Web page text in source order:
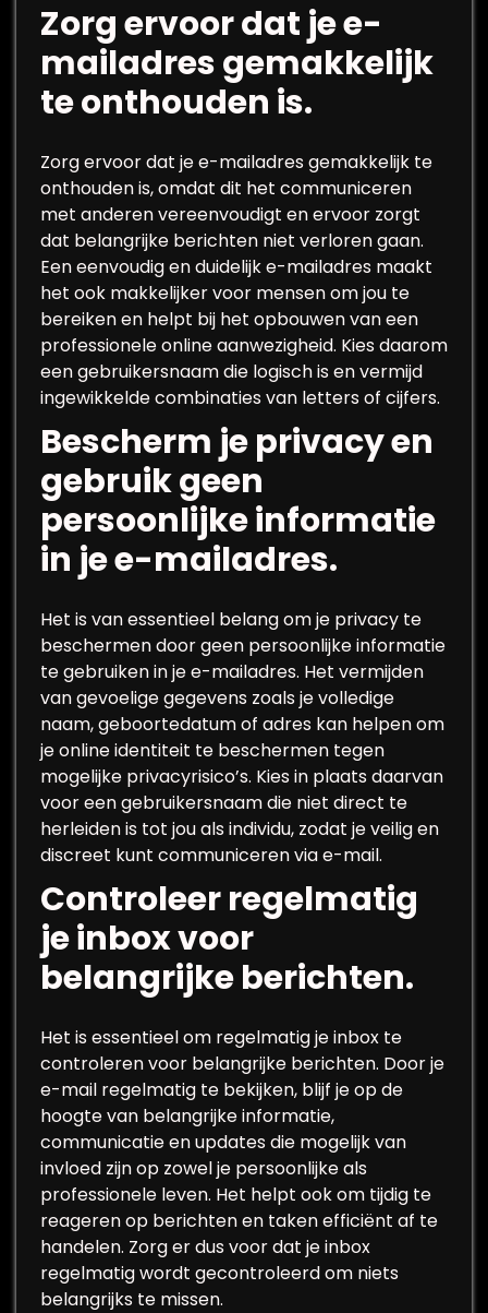
Zorg ervoor dat je e-
mailadres gemakkelijk
te onthouden is.
Zorg ervoor dat je e-mailadres gemakkelijk te
onthouden is, omdat dit het communiceren
met anderen vereenvoudigt en ervoor zorgt
dat belangrijke berichten niet verloren gaan.
Een eenvoudig en duidelijk e-mailadres maakt
het ook makkelijker voor mensen om jou te
bereiken en helpt bij het opbouwen van een
professionele online aanwezigheid. Kies daarom
een gebruikersnaam die logisch is en vermijd
ingewikkelde combinaties van letters of cijfers.
Bescherm je privacy en
gebruik geen
persoonlijke informatie
in je e-mailadres.
Het is van essentieel belang om je privacy te
beschermen door geen persoonlijke informatie
te gebruiken in je e-mailadres. Het vermijden
van gevoelige gegevens zoals je volledige
naam, geboortedatum of adres kan helpen om
je online identiteit te beschermen tegen
mogelijke privacyrisico’s. Kies in plaats daarvan
voor een gebruikersnaam die niet direct te
herleiden is tot jou als individu, zodat je veilig en
discreet kunt communiceren via e-mail.
Controleer regelmatig
je inbox voor
belangrijke berichten.
Het is essentieel om regelmatig je inbox te
controleren voor belangrijke berichten. Door je
e-mail regelmatig te bekijken, blijf je op de
hoogte van belangrijke informatie,
communicatie en updates die mogelijk van
invloed zijn op zowel je persoonlijke als
professionele leven. Het helpt ook om tijdig te
reageren op berichten en taken efficiënt af te
handelen. Zorg er dus voor dat je inbox
regelmatig wordt gecontroleerd om niets
belangrijks te missen.